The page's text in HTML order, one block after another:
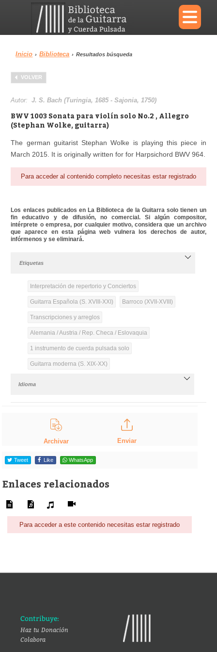
×
Menu
Biblioteca Diccionario
Área personal Reproductor
Inicio › Biblioteca › Resultados búsqueda
VOLVER
Autor:J. S. Bach (Turingia, 1685 - Sajonia, 1750)
BWV 1003 Sonata para violín solo No.2 , Allegro
(Stephan Wolke, guitarra)
The german guitarist Stephan Wolke is playing this piece in
March 2015. It is originally written for for Harpsichord BWV 964.
Para acceder al contenido completo necesitas estar registrado
Los enlaces publicados en La Biblioteca de la Guitarra solo tienen un
fin educativo y de difusión, no comercial. Si algún compositor,
intérprete o empresa, por cualquier motivo, considera que un archivo
que aparece en esta página web vulnera los derechos de autor,
infórmenos y se eliminará.
Etiquetas
Interpretación de repertorio y Conciertos
Guitarra Española (S. XVIII-XXI) Barroco (XVII-XVIII)
Transcripciones y arreglos
Alemania / Austria / Rep. Checa / Eslovaquia
1 instrumento de cuerda pulsada solo
Guitarra moderna (S. XIX-XX)
Idioma
Archivar Enviar
Tweet Like WhatsApp
Enlaces relacionados
Para acceder a este contenido necesitas estar registrado
Contribuye:
Haz tu Donación
Colabora